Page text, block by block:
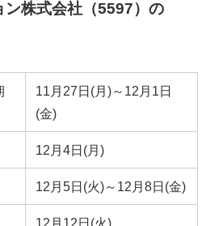
ン株式会社（5597）の
11月27日(月)～12月1日
(金)
12月4日(月)
12月5日(火)～12月8日(金)
12月12日(火)